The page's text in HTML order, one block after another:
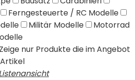
Ferngesteuerte / RC Modelle
Militär Modelle
Motorrad
Zeige nur Produkte die im Angebot